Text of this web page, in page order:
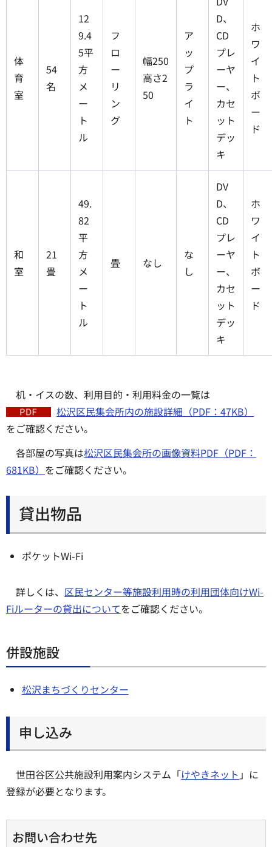
体
育
室
54
名
12
9.4
5平
方
メ
ー
ト
ル
フ
ロ
ー
リ
ン
グ
幅250
高さ2
50
ア
ッ
プ
ラ
イ
ト
D、
CD
プレ
ーヤ
ー、
カセ
ット
デッ
キ
ホ
ワ
イ
ト
ボ
ー
ド
和
室
21
畳
49.
82
平
方
メ
ー
ト
ル
畳 なし
な
し
DV
D、
CD
プレ
ーヤ
ー、
カセ
ット
デッ
キ
ホ
ワ
イ
ト
ボ
ー
ド
机・イスの数、利用目的・利用料金の一覧は
松沢区民集会所内の施設詳細（PDF：47KB）
をご確認ください。
各部屋の写真は松沢区民集会所の画像資料PDF（PDF：
681KB） をご確認ください。
貸出物品
ポケットWi-Fi
詳しくは、 区民センター等施設利用時の利用団体向けWi-
Fiルーターの貸出についてをご確認ください。
併設施設
松沢まちづくりセンター
申し込み
世田谷区公共施設利用案内システム「けやきネット 」に
登録が必要となります。
お問い合わせ先